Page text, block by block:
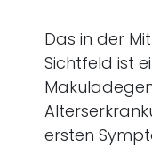
Das in der
Sichtfeld ist
ersten